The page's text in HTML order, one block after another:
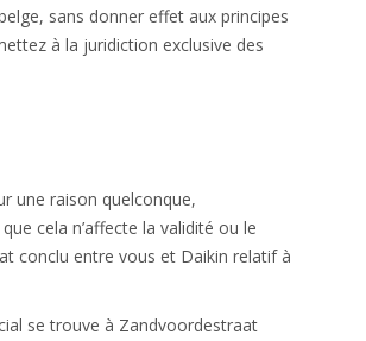
sans donner effet aux principes
à la juridiction exclusive des
une raison quelconque,
cela n’affecte la validité ou le
conclu entre vous et Daikin relatif à
se trouve à Zandvoordestraat